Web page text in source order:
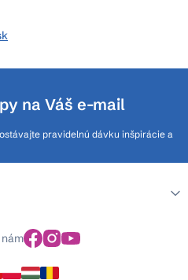
na Váš e-mail
pravidelnú dávku inšpirácie a